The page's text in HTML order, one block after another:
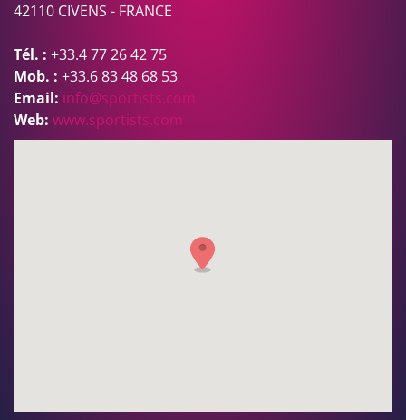
42110 CIVENS - FRANCE
Tél. : +33.4 77 26 42 75
Mob. : +33.6 83 48 68 53
Email: info@sportists.com
Web: www.sportists.com